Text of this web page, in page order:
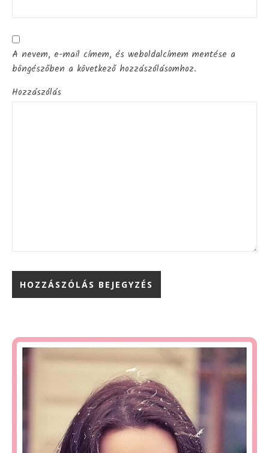
A nevem, e-mail címem, és weboldalcímem mentése a
böngészőben a következő hozzászólásomhoz.
Hozzászólás